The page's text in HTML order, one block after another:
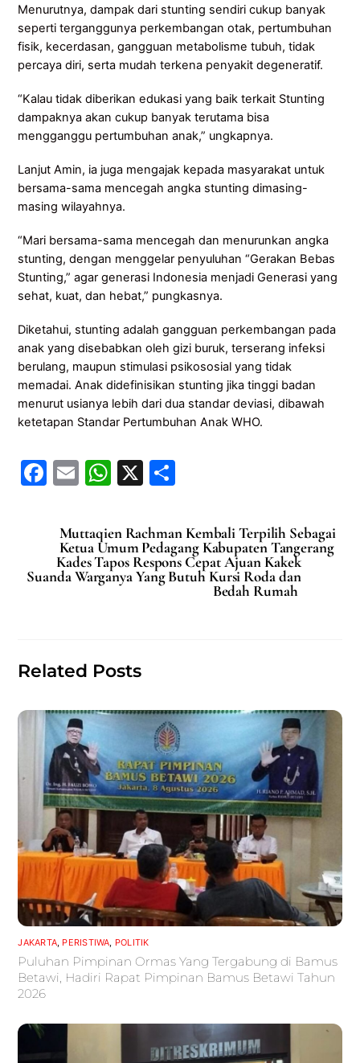
Menurutnya, dampak dari stunting sendiri cukup banyak
seperti terganggunya perkembangan otak, pertumbuhan
fisik, kecerdasan, gangguan metabolisme tubuh, tidak
percaya diri, serta mudah terkena penyakit degeneratif.
“Kalau tidak diberikan edukasi yang baik terkait Stunting
dampaknya akan cukup banyak terutama bisa
mengganggu pertumbuhan anak,” ungkapnya.
Lanjut Amin, ia juga mengajak kepada masyarakat untuk
bersama-sama mencegah angka stunting dimasing-
masing wilayahnya.
“Mari bersama-sama mencegah dan menurunkan angka
stunting, dengan menggelar penyuluhan “Gerakan Bebas
Stunting,” agar generasi Indonesia menjadi Generasi yang
sehat, kuat, dan hebat,” pungkasnya.
Diketahui, stunting adalah gangguan perkembangan pada
anak yang disebabkan oleh gizi buruk, terserang infeksi
berulang, maupun stimulasi psikososial yang tidak
memadai. Anak didefinisikan stunting jika tinggi badan
menurut usianya lebih dari dua standar deviasi, dibawah
ketetapan Standar Pertumbuhan Anak WHO.
F
c
e
b
E
ai
l
W
at
s
A
X
ar
e
Muttaqien Rachman Kembali Terpilih Sebagai
Ketua Umum Pedagang Kabupaten Tangerang
Kades Tapos Respons Cepat Ajuan Kakek
Suanda Warganya Yang Butuh Kursi Roda dan
Bedah Rumah
Related Posts
JAKARTA, PERISTIWA POLITIK
Puluhan Pimpinan Ormas Yang Tergabung di Bamus
Betawi, Hadiri Rapat Pimpinan Bamus Betawi Tahun
2026